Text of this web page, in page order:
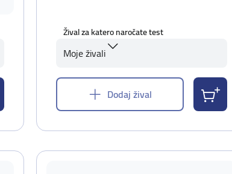
Žival za katero naročate test
Moje živali
Dodaj žival